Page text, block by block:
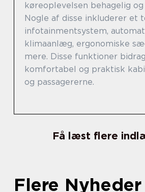
køreoplevelsen behagelig
Nogle af disse inkluderer et
infotainmentsystem,
klimaanlæg, ergonomiske
mere. Disse funktioner
komfortabel og praktisk
og passagererne.
Få læst flere
Flere Nyheder